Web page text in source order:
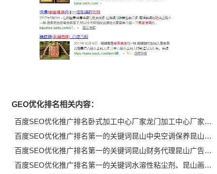
GEO优化排名相关内容：
百度SEO优化推广排名卧式加工中心厂家龙门加工中心厂家…
百度SEO优化推广排名第一的关键词昆山中央空调保养昆山…
百度SEO优化推广排名第一的关键词昆山财务代理昆山广告…
百度SEO优化推广排名第一的关键词水溶性粘尘剂、昆山画…